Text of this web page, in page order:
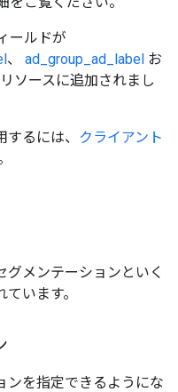
ールドが
、 ad_group_ad_label お
ソースに追加されまし
るには、 クライアント
グメンテーションといく
います。
ンを指定できるようにな